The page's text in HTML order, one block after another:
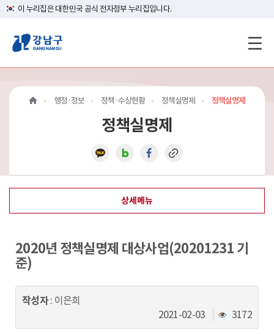
이 누리집은 대한민국 공식 전자정부 누리집입니다.
강
남
구
지
메
인
이
동
행정·정보 정책·수상현황 정책실명제 정책실명제
정책실명제
상세메뉴
2020년 정책실명제 대상사업(20201231 기
준)
작성자: 이은희
2021-02-03
조
회
3172